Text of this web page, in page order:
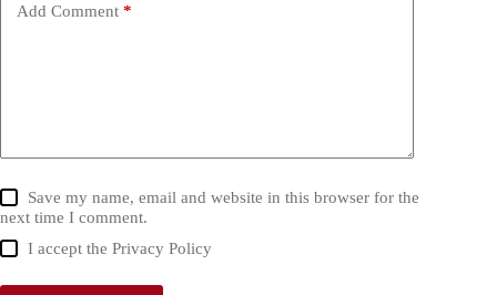
Add Comment *
Save my name, email and website in this browser for the
next time I comment.
I accept thePrivacy Policy